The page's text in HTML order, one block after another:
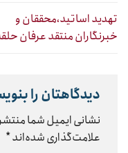
تهدید اساتید،محققان و
خبرنگاران منتقد عرفان
دیدگاهتان را
نشانی ایمیل شما
علامت‌گذاری شده‌اند*